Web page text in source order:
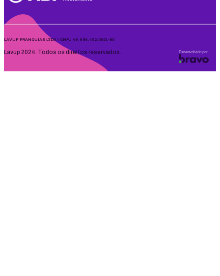
LAVUP FRANQUIAS LTDA | CNPJ 49.686.402/0001-80
Lavup 2024. Todos os direitos reservados. Desenvolvido por